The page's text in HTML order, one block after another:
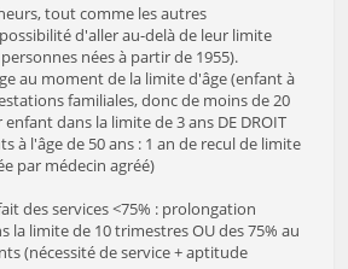
tout comme les autres
d'aller au-delà de leur limite
nées à partir de 1955).
au moment de la limite d'âge (enfant à
familiales, donc de moins de 20
dans la limite de 3 ans DE DROIT
à l'âge de 50 ans : 1 an de recul de limite
par médecin agréé)
des services <75% : prolongation
la limite de 10 trimestres OU des 75% au
(nécessité de service + aptitude